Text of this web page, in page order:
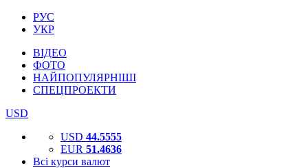
РУС
УКР
ВІДЕО
ФОТО
НАЙПОПУЛЯРНІШІ
СПЕЦПРОЕКТИ
USD
USD 44.5555
EUR 51.4636
Всі курси валют